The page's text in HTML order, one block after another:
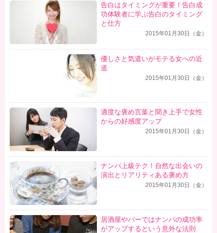
告白はタイミングが重要！告白成
功体験者に学ぶ告白のタイミング
と仕方
2015年01月30日（金）
優しさと気遣いがモテる女への近
道
2015年01月30日（金）
適度な褒め言葉と聞き上手で女性
からの好感度アップ
2015年01月30日（金）
ナンパ上級テク！自然な出会いの
演出とリアリティある褒め方
2015年01月30日（金）
居酒屋やバーではナンパの成功率
がアップするという意外な法則